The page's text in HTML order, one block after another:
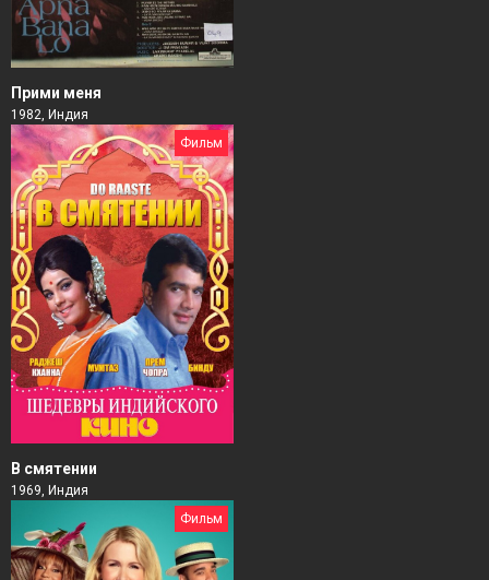
Прими меня
1982, Индия
Фильм
В смятении
1969, Индия
Фильм